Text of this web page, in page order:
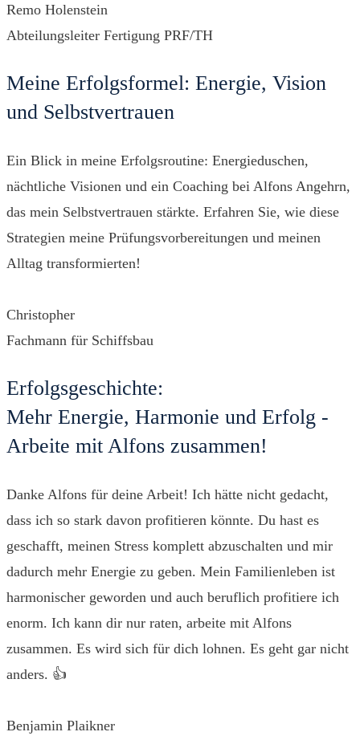
Remo Holenstein
Abteilungsleiter Fertigung PRF/TH
Meine Erfolgsformel: Energie, Vision
und Selbstvertrauen
Ein Blick in meine Erfolgsroutine: Energieduschen,
nächtliche Visionen und ein Coaching bei Alfons Angehrn,
das mein Selbstvertrauen stärkte. Erfahren Sie, wie diese
Strategien meine Prüfungsvorbereitungen und meinen
Alltag transformierten!
Christopher
Fachmann für Schiffsbau
Erfolgsgeschichte:
Mehr Energie, Harmonie und Erfolg -
Arbeite mit Alfons zusammen!
Danke Alfons für deine Arbeit! Ich hätte nicht gedacht,
dass ich so stark davon profitieren könnte. Du hast es
geschafft, meinen Stress komplett abzuschalten und mir
dadurch mehr Energie zu geben. Mein Familienleben ist
harmonischer geworden und auch beruflich profitiere ich
enorm. Ich kann dir nur raten, arbeite mit Alfons
zusammen. Es wird sich für dich lohnen. Es geht gar nicht
anders. 👍
Benjamin Plaikner